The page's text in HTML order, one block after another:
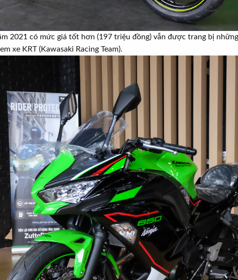
2021 có mức giá tốt hơn (197 triệu đồng) vẫn được trang bị
xe KRT (Kawasaki Racing Team).